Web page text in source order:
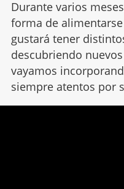
Durante varios
forma de
gustará tener
descubriendo
vayamos
siempre atentos por